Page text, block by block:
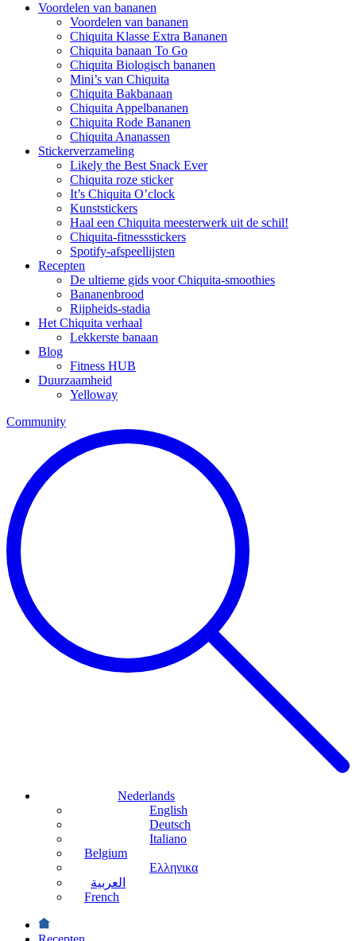
Voordelen van bananen
Voordelen van bananen
Chiquita Klasse Extra Bananen
Chiquita banaan To Go
Chiquita Biologisch bananen
Mini’s van Chiquita
Chiquita Bakbanaan
Chiquita Appelbananen
Chiquita Rode Bananen
Chiquita Ananassen
Stickerverzameling
Likely the Best Snack Ever
Chiquita roze sticker
It’s Chiquita O’clock
Kunststickers
Haal een Chiquita meesterwerk uit de schil!
Chiquita-fitnessstickers
Spotify-afspeellijsten
Recepten
De ultieme gids voor Chiquita-smoothies
Bananenbrood
Rijpheids-stadia
Het Chiquita verhaal
Lekkerste banaan
Blog
Fitness HUB
Duurzaamheid
Yelloway
Community
Nederlands
English
Deutsch
Italiano
Belgium
Ελληνικα
العربية
French